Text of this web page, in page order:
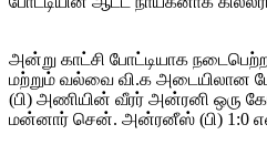
அன்று காட்சி போட்டியாக
மற்றும் வல்வை வி.க அடையிலான
(பி) அணியின் வீரர் அன்ரனி ஒரு
மன்னார் சென். அன்ரனீஸ் (பி) 1:0